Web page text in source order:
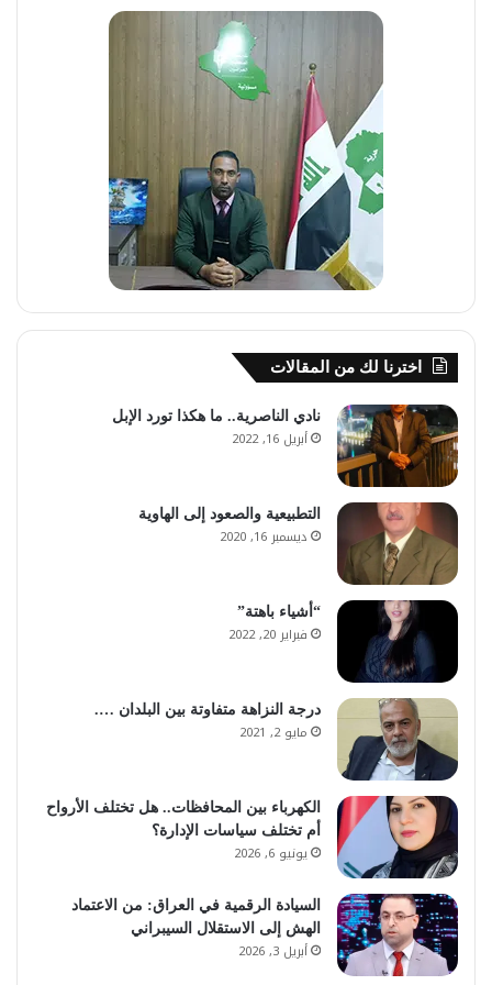
اخترنا لك من المقالات
نادي الناصرية.. ما هكذا تورد الإبل
أبريل 16, 2022
التطبيعية والصعود إلى الهاوية
ديسمبر 16, 2020
“أشياء باهتة”
فبراير 20, 2022
درجة النزاهة متفاوتة بين البلدان ….
مايو 2, 2021
الكهرباء بين المحافظات.. هل تختلف الأرواح
أم تختلف سياسات الإدارة؟
يونيو 6, 2026
السيادة الرقمية في العراق: من الاعتماد
الهش إلى الاستقلال السيبراني
أبريل 3, 2026